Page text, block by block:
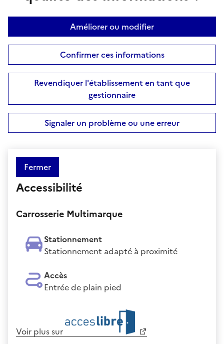
Améliorer ou modifier
Confirmer ces informations
Revendiquer l'établissement en tant que
gestionnaire
Signaler un problème ou une erreur
Fermer
Accessibilité
Carrosserie Multimarque
Stationnement
Stationnement adapté à proximité
Accès
Entrée de plain pied
Voir plus sur